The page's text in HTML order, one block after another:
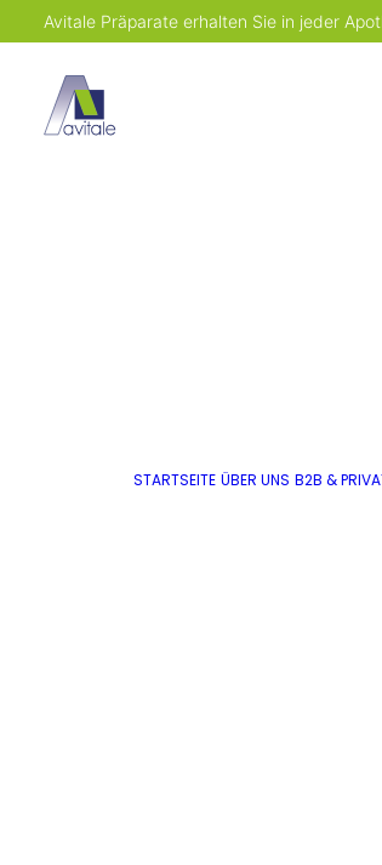
Avitale Präparate erhalten Sie in jeder
STARTSEITE ÜBER UNS B2B &